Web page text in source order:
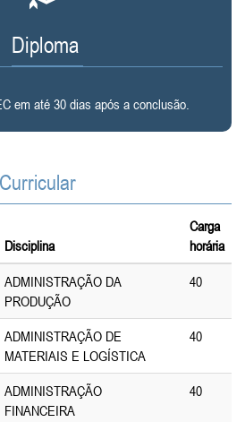
Diploma
em até 30 dias após a conclusão.
Disciplina
Carga
horária
ADMINISTRAÇÃO DA
PRODUÇÃO
40
ADMINISTRAÇÃO DE
MATERIAIS E LOGÍSTICA
40
ADMINISTRAÇÃO
FINANCEIRA
40